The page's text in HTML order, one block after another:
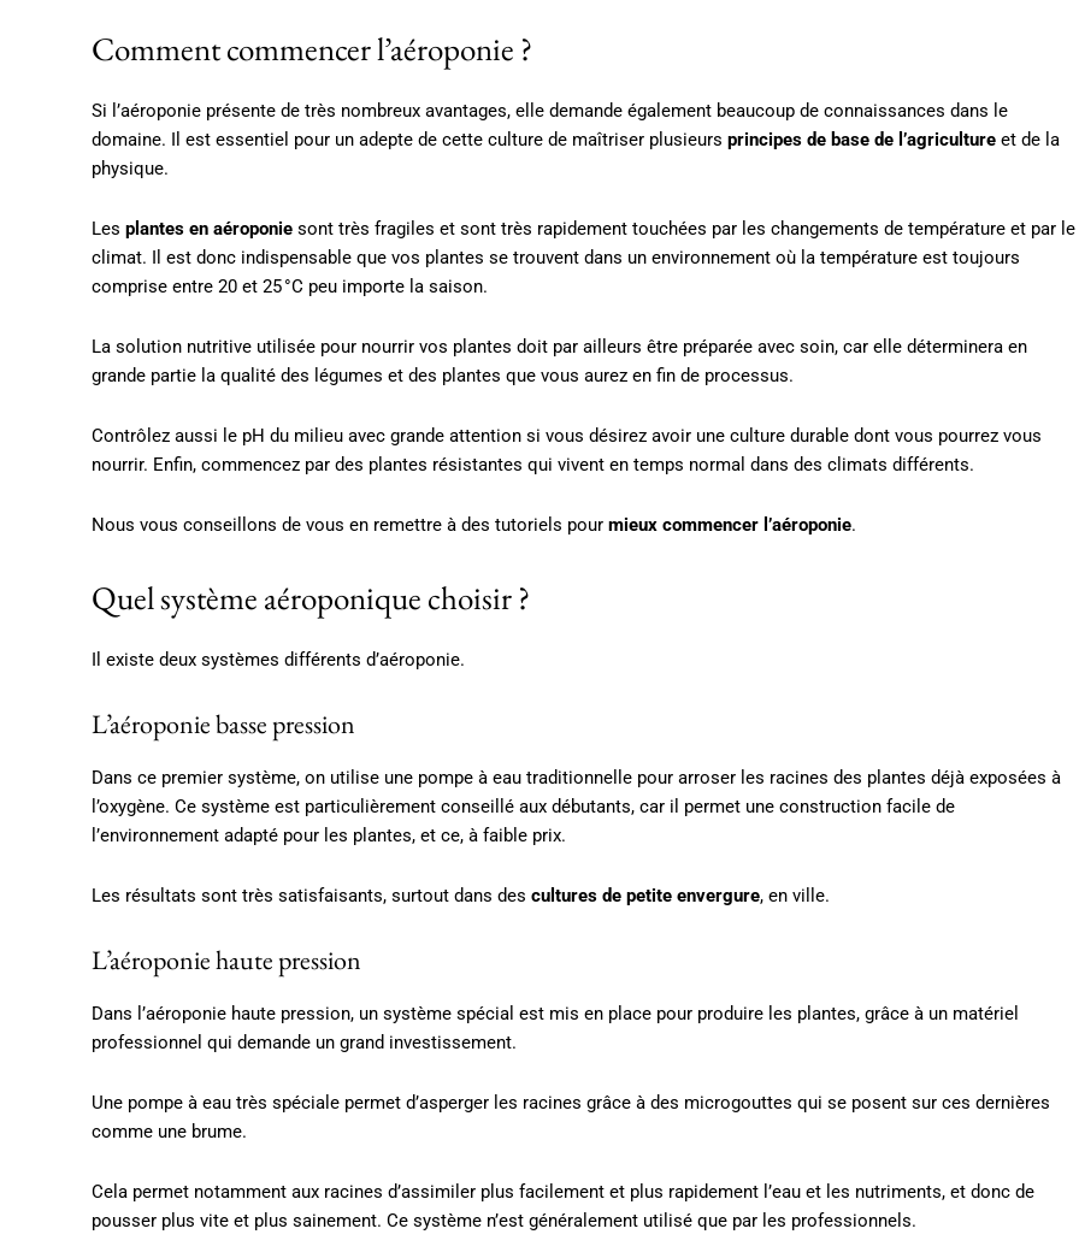
Comment commencer l’aéroponie ?
Si l’aéroponie présente de très nombreux avantages, elle demande également beaucoup de connaissances dans le
domaine. Il est essentiel pour un adepte de cette culture de maîtriser plusieurs principes de base de l’agriculture et de la
physique.
Les plantes en aéroponie sont très fragiles et sont très rapidement touchées par les changements de température et par le
climat. Il est donc indispensable que vos plantes se trouvent dans un environnement où la température est toujours
comprise entre 20 et 25 °C peu importe la saison.
La solution nutritive utilisée pour nourrir vos plantes doit par ailleurs être préparée avec soin, car elle déterminera en
grande partie la qualité des légumes et des plantes que vous aurez en fin de processus.
Contrôlez aussi le pH du milieu avec grande attention si vous désirez avoir une culture durable dont vous pourrez vous
nourrir. Enfin, commencez par des plantes résistantes qui vivent en temps normal dans des climats différents.
Nous vous conseillons de vous en remettre à des tutoriels pour mieux commencer l’aéroponie.
Quel système aéroponique choisir ?
Il existe deux systèmes différents d’aéroponie.
L’aéroponie basse pression
Dans ce premier système, on utilise une pompe à eau traditionnelle pour arroser les racines des plantes déjà exposées à
l’oxygène. Ce système est particulièrement conseillé aux débutants, car il permet une construction facile de
l’environnement adapté pour les plantes, et ce, à faible prix.
Les résultats sont très satisfaisants, surtout dans des cultures de petite envergure, en ville.
L’aéroponie haute pression
Dans l’aéroponie haute pression, un système spécial est mis en place pour produire les plantes, grâce à un matériel
professionnel qui demande un grand investissement.
Une pompe à eau très spéciale permet d’asperger les racines grâce à des microgouttes qui se posent sur ces dernières
comme une brume.
Cela permet notamment aux racines d’assimiler plus facilement et plus rapidement l’eau et les nutriments, et donc de
pousser plus vite et plus sainement. Ce système n’est généralement utilisé que par les professionnels.